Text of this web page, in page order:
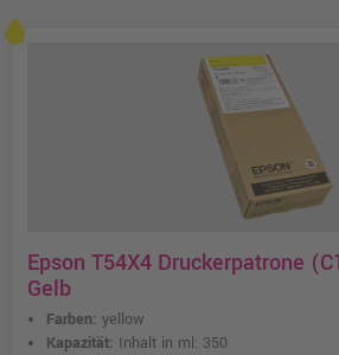
Epson T54X4 Druckerpatrone
Gelb
Farben: yellow
Kapazität: Inhalt in ml: 350